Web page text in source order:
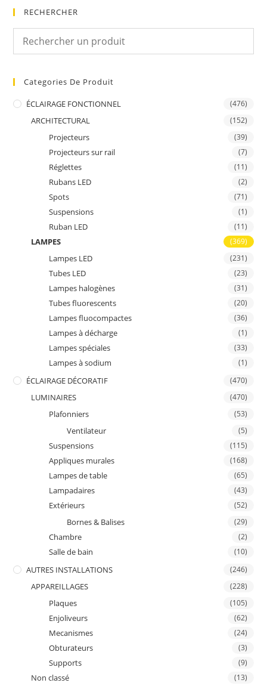
RECHERCHER
Categories De Produit
ÉCLAIRAGE FONCTIONNEL (476)
ARCHITECTURAL (152)
Projecteurs (39)
Projecteurs sur rail (7)
Réglettes (11)
Rubans LED (2)
Spots (71)
Suspensions (1)
Ruban LED (11)
LAMPES (369)
Lampes LED (231)
Tubes LED (23)
Lampes halogènes (31)
Tubes fluorescents (20)
Lampes fluocompactes (36)
Lampes à décharge (1)
Lampes spéciales (33)
Lampes à sodium (1)
ÉCLAIRAGE DÉCORATIF (470)
LUMINAIRES (470)
Plafonniers (53)
Ventilateur (5)
Suspensions (115)
Appliques murales (168)
Lampes de table (65)
Lampadaires (43)
Extérieurs (52)
Bornes & Balises (29)
Chambre (2)
Salle de bain (10)
AUTRES INSTALLATIONS (246)
APPAREILLAGES (228)
Plaques (105)
Enjoliveurs (62)
Mecanismes (24)
Obturateurs (3)
Supports (9)
Non classé (13)